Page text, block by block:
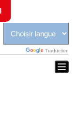
Traduction